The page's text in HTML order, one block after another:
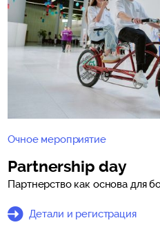
Очное мероприятие
Partnership day
Партнерство как основа для
Детали и регистрация